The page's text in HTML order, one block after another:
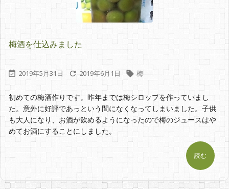
梅酒を仕込みました
 2019年5月31日  2019年6月1日  梅
初めての梅酒作りです。昨年までは梅シロップを作っていまし
た。意外に好評であっという間になくなってしまいました。子供
も大人になり、お酒が飲めるようになったので梅のジュースはや
めてお酒にすることにしました。
読む